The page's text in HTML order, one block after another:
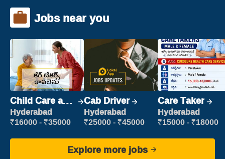
Jobs near you
Child Care and
Patient care
Hyderabad
₹16000 - ₹35000
Cab Driver
Hyderabad
₹25000 - ₹45000
Care Taker
Hyderabad
₹15000 - ₹18000
Explore more jobs